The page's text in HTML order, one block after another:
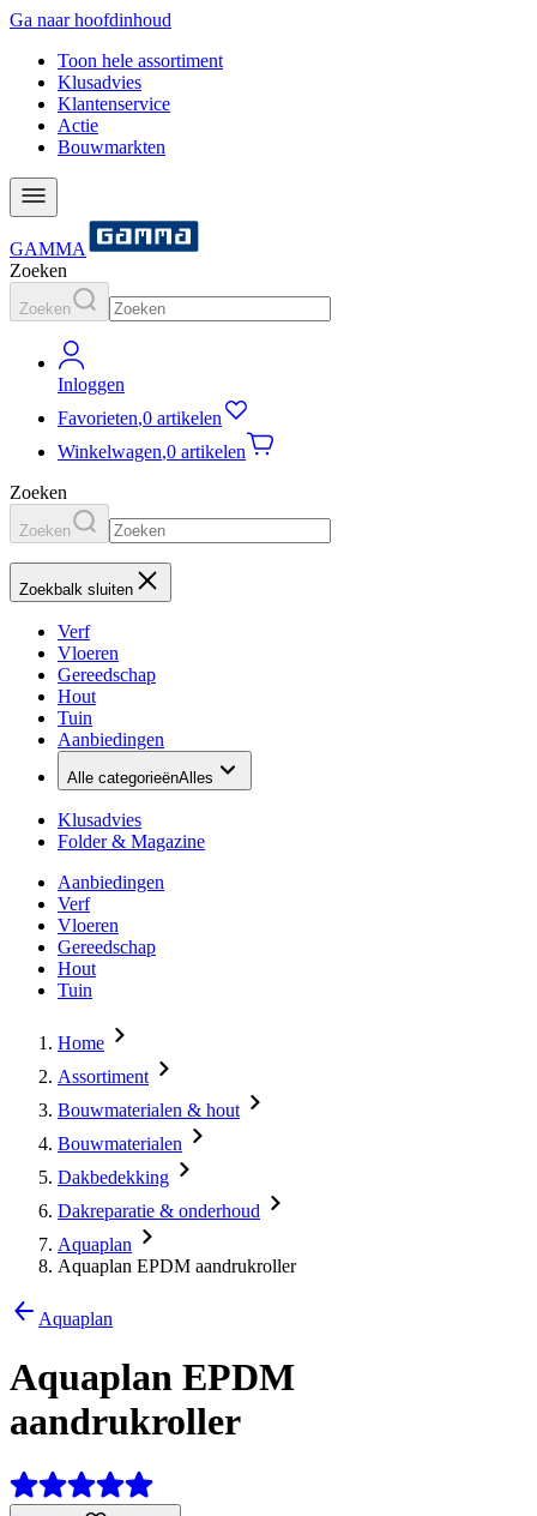
Ga naar hoofdinhoud
Toon hele assortiment
Klusadvies
Klantenservice
Actie
Bouwmarkten
GAMMA
Zoeken
Zoeken
Inloggen
Favorieten,0 artikelen
Winkelwagen,0 artikelen
Zoeken
Zoeken
Zoekbalk sluiten
Verf
Vloeren
Gereedschap
Hout
Tuin
Aanbiedingen
Alle categorieënAlles
Klusadvies
Folder & Magazine
Aanbiedingen
Verf
Vloeren
Gereedschap
Hout
Tuin
Home
Assortiment
Bouwmaterialen & hout
Bouwmaterialen
Dakbedekking
Dakreparatie & onderhoud
Aquaplan
Aquaplan EPDM aandrukroller
Aquaplan
Aquaplan EPDM
aandrukroller